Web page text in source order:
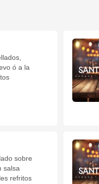
ó a la
sobre
salsa
refritos